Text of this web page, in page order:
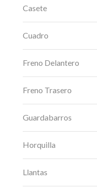
Casete
Cuadro
Freno Delantero
Freno Trasero
Guardabarros
Horquilla
Llantas